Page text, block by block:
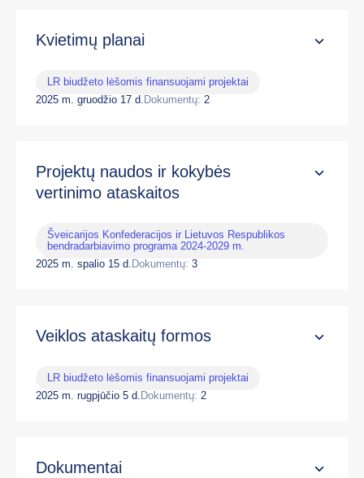
Kvietimų planai
LR biudžeto lėšomis finansuojami projektai
2025 m. gruodžio 17 d. Dokumentų: 2
Projektų naudos ir kokybės
vertinimo ataskaitos
Šveicarijos Konfederacijos ir Lietuvos Respublikos
bendradarbiavimo programa 2024-2029 m.
2025 m. spalio 15 d. Dokumentų: 3
Veiklos ataskaitų formos
LR biudžeto lėšomis finansuojami projektai
2025 m. rugpjūčio 5 d. Dokumentų: 2
Dokumentai